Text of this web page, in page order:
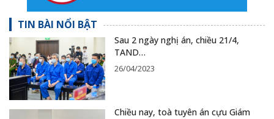
TIN BÀI NỔI BẬT
Sau 2 ngày nghị án, chiều 21/4,
TAND…
26/04/2023
Chiều nay, toà tuyên án cựu Giám